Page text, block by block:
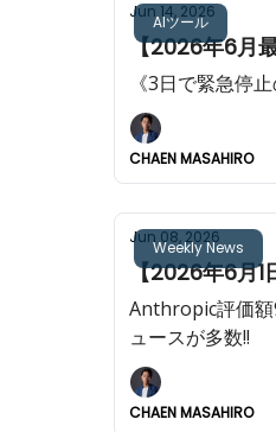
AIツール
Jun 14, 2026
【2026年6月
《3日で緊急停
CHAEN MASAHIRO
Weekly News
Jun 08, 2026
【2026年6月
Anthropic評価額
ュースが多数!!️
CHAEN MASAHIRO